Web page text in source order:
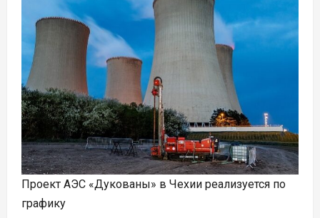
Проект АЭС «Дукованы» в Чехии реализуется по
графику